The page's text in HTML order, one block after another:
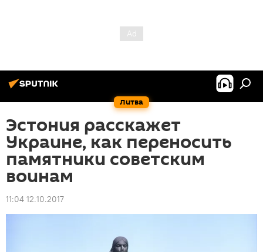
Литва
Эстония расскажет
Украине, как переносить
памятники советским
воинам
11:04 12.10.2017